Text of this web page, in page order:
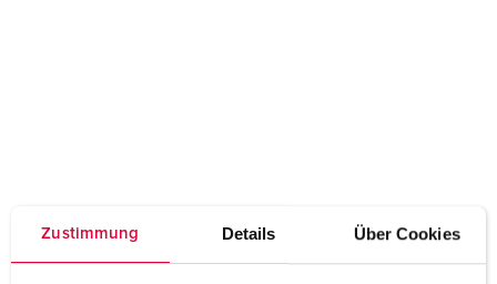
Zustimmung Details Über Cookies